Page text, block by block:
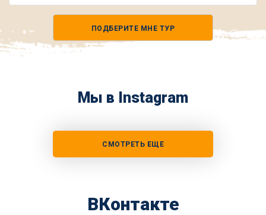
ПОДБЕРИТЕ МНЕ ТУР
Мы в Instagram
СМОТРЕТЬ ЕЩЕ
ВКонтакте